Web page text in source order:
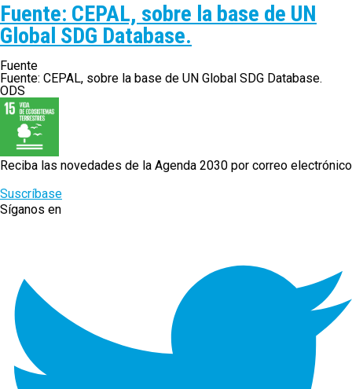
Fuente: CEPAL, sobre la base de UN
Global SDG Database.
Fuente
Fuente: CEPAL, sobre la base de UN Global SDG Database.
ODS
Reciba las novedades de la Agenda 2030 por correo electrónico
Suscríbase
Síganos en